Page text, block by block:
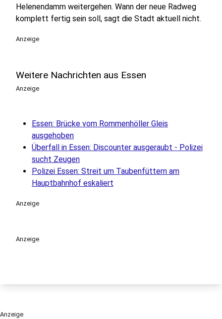
Helenendamm weitergehen. Wann der neue Radweg
komplett fertig sein soll, sagt die Stadt aktuell nicht.
Anzeige
Weitere Nachrichten aus Essen
Anzeige
Essen: Brücke vom Rommenhöller Gleis
ausgehoben
Überfall in Essen: Discounter ausgeraubt - Polizei
sucht Zeugen
Polizei Essen: Streit um Taubenfüttern am
Hauptbahnhof eskaliert
Anzeige
Anzeige
Anzeige